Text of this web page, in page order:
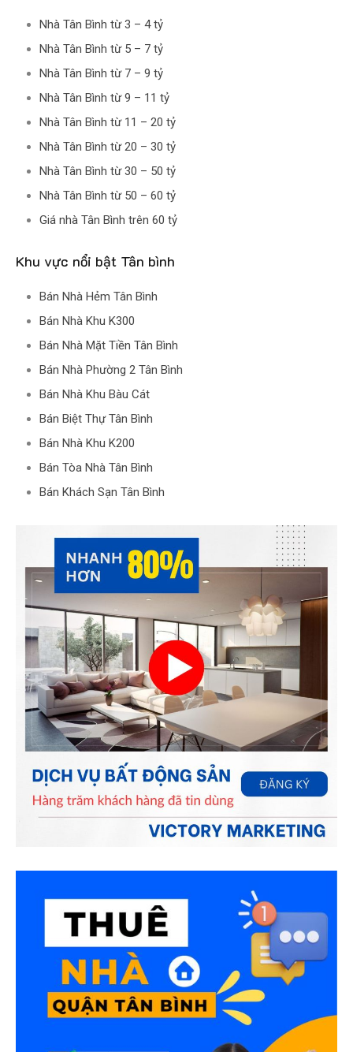
Nhà Tân Bình từ 3 – 4 tỷ
Nhà Tân Bình từ 5 – 7 tỷ
Nhà Tân Bình từ 7 – 9 tỷ
Nhà Tân Bình từ 9 – 11 tỷ
Nhà Tân Bình từ 11 – 20 tỷ
Nhà Tân Bình từ 20 – 30 tỷ
Nhà Tân Bình từ 30 – 50 tỷ
Nhà Tân Bình từ 50 – 60 tỷ
Giá nhà Tân Bình trên 60 tỷ
Khu vực nổi bật Tân bình
Bán Nhà Hẻm Tân Bình
Bán Nhà Khu K300
Bán Nhà Mặt Tiền Tân Bình
Bán Nhà Phường 2 Tân Bình
Bán Nhà Khu Bàu Cát
Bán Biệt Thự Tân Bình
Bán Nhà Khu K200
Bán Tòa Nhà Tân Bình
Bán Khách Sạn Tân Bình